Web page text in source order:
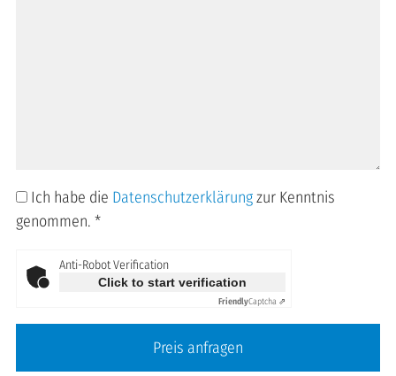
Ich habe die Datenschutzerklärungzur Kenntnis
genommen. *
Anti-Robot Verification
Click to start verification
FriendlyCaptcha ⇗
Preis anfragen